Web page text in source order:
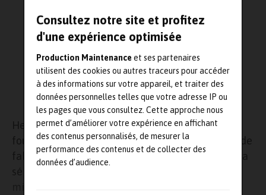
Consultez notre site et profitez
d'une expérience optimisée
Production Maintenanceet ses partenaires
utilisent des cookies ou autres traceurs pour accéder
à des informations sur votre appareil, et traiter des
données personnelles telles que votre adresse IP ou
les pages que vous consultez. Cette approche nous
permet d’améliorer votre expérience en affichant
des contenus personnalisés, de mesurer la
performance des contenus et de collecter des
données d’audience.
Hexagon Manufacturing Intelligence, un
fournisseur mondial de systèmes et de services de
fabrication, annonce aujourd’hui l’extension de sa